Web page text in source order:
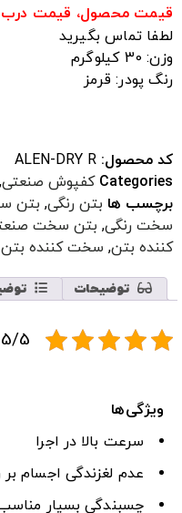
قیمت محصول، قیمت درب
لطفا تماس بگیرید
وزن: 30 کیلوگرم
رنگ پودر: قرمز
کد محصول: ALEN-DRY R
Categories کفپوش صنعتی,
برچسب ها بتن رنگی, بتن
سخت رنگی, بتن سخت
کننده بتن, سخت کننده بتن
توضیحات
5/5 - (1 امتیاز)
ویژگیها
سرعت بالا در اجرا
عدم لغزندگی اجسام
چسبندگی بسیار